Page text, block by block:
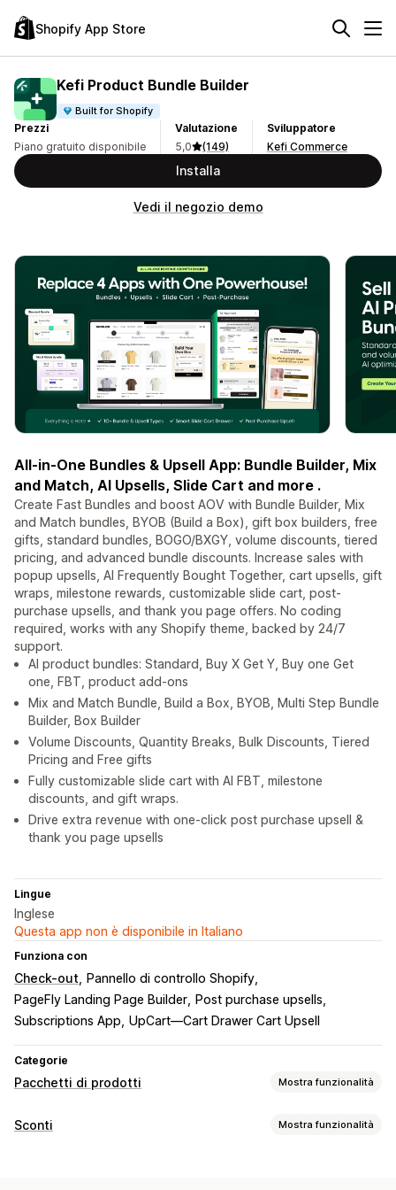
Shopify App Store
Kefi Product Bundle Builder
Built for Shopify
Prezzi
Piano gratuito disponibile
Valutazione
5,0
(149)
Sviluppatore
Kefi Commerce
Installa
Vedi il negozio demo
All-in-One Bundles & Upsell App: Bundle Builder, Mix
and Match, AI Upsells, Slide Cart and more .
Create Fast Bundles and boost AOV with Bundle Builder, Mix
and Match bundles, BYOB (Build a Box), gift box builders, free
gifts, standard bundles, BOGO/BXGY, volume discounts, tiered
pricing, and advanced bundle discounts. Increase sales with
popup upsells, AI Frequently Bought Together, cart upsells, gift
wraps, milestone rewards, customizable slide cart, post-
purchase upsells, and thank you page offers. No coding
required, works with any Shopify theme, backed by 24/7
support.
AI product bundles: Standard, Buy X Get Y, Buy one Get
one, FBT, product add-ons
Mix and Match Bundle, Build a Box, BYOB, Multi Step Bundle
Builder, Box Builder
Volume Discounts, Quantity Breaks, Bulk Discounts, Tiered
Pricing and Free gifts
Fully customizable slide cart with AI FBT, milestone
discounts, and gift wraps.
Drive extra revenue with one-click post purchase upsell &
thank you page upsells
Lingue
Inglese
Questa app non è disponibile in Italiano
Funziona con
Check-out
Pannello di controllo Shopify
PageFly Landing Page Builder
Post purchase upsells
Subscriptions App UpCart—Cart Drawer Cart Upsell
Categorie
Pacchetti di prodotti Mostra funzionalità
Tipi di pacchetti
Sconti Mostra funzionalità